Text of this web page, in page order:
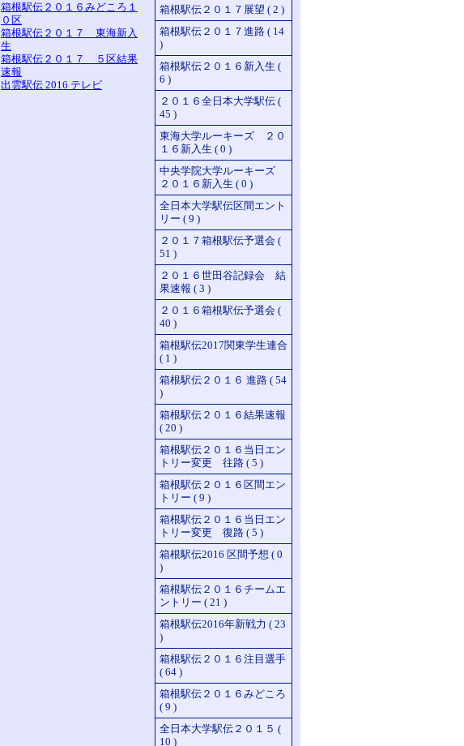
箱根駅伝２０１６みどころ１
０区
箱根駅伝２０１７ 東海新入
生
箱根駅伝２０１７ ５区結果
速報
出雲駅伝 2016 テレビ
箱根駅伝２０１７展望 ( 2 )
箱根駅伝２０１７進路 ( 14
)
箱根駅伝２０１６新入生 (
6 )
２０１６全日本大学駅伝 (
45 )
東海大学ルーキーズ ２０
１６新入生 ( 0 )
中央学院大学ルーキーズ
２０１６新入生 ( 0 )
全日本大学駅伝区間エント
リー ( 9 )
２０１７箱根駅伝予選会 (
51 )
２０１６世田谷記録会 結
果速報 ( 3 )
２０１６箱根駅伝予選会 (
40 )
箱根駅伝2017関東学生連合
( 1 )
箱根駅伝２０１６ 進路 ( 54
)
箱根駅伝２０１６結果速報
( 20 )
箱根駅伝２０１６当日エン
トリー変更 往路 ( 5 )
箱根駅伝２０１６区間エン
トリー ( 9 )
箱根駅伝２０１６当日エン
トリー変更 復路 ( 5 )
箱根駅伝2016 区間予想 ( 0
)
箱根駅伝２０１６チームエ
ントリー ( 21 )
箱根駅伝2016年新戦力 ( 23
)
箱根駅伝２０１６注目選手
( 64 )
箱根駅伝２０１６みどころ
( 9 )
全日本大学駅伝２０１５ (
10 )